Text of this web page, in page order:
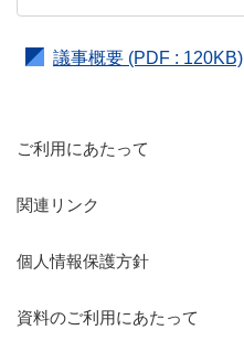
議事概要 (PDF : 120KB)
ご利用にあたって
関連リンク
個人情報保護方針
資料のご利用にあたって